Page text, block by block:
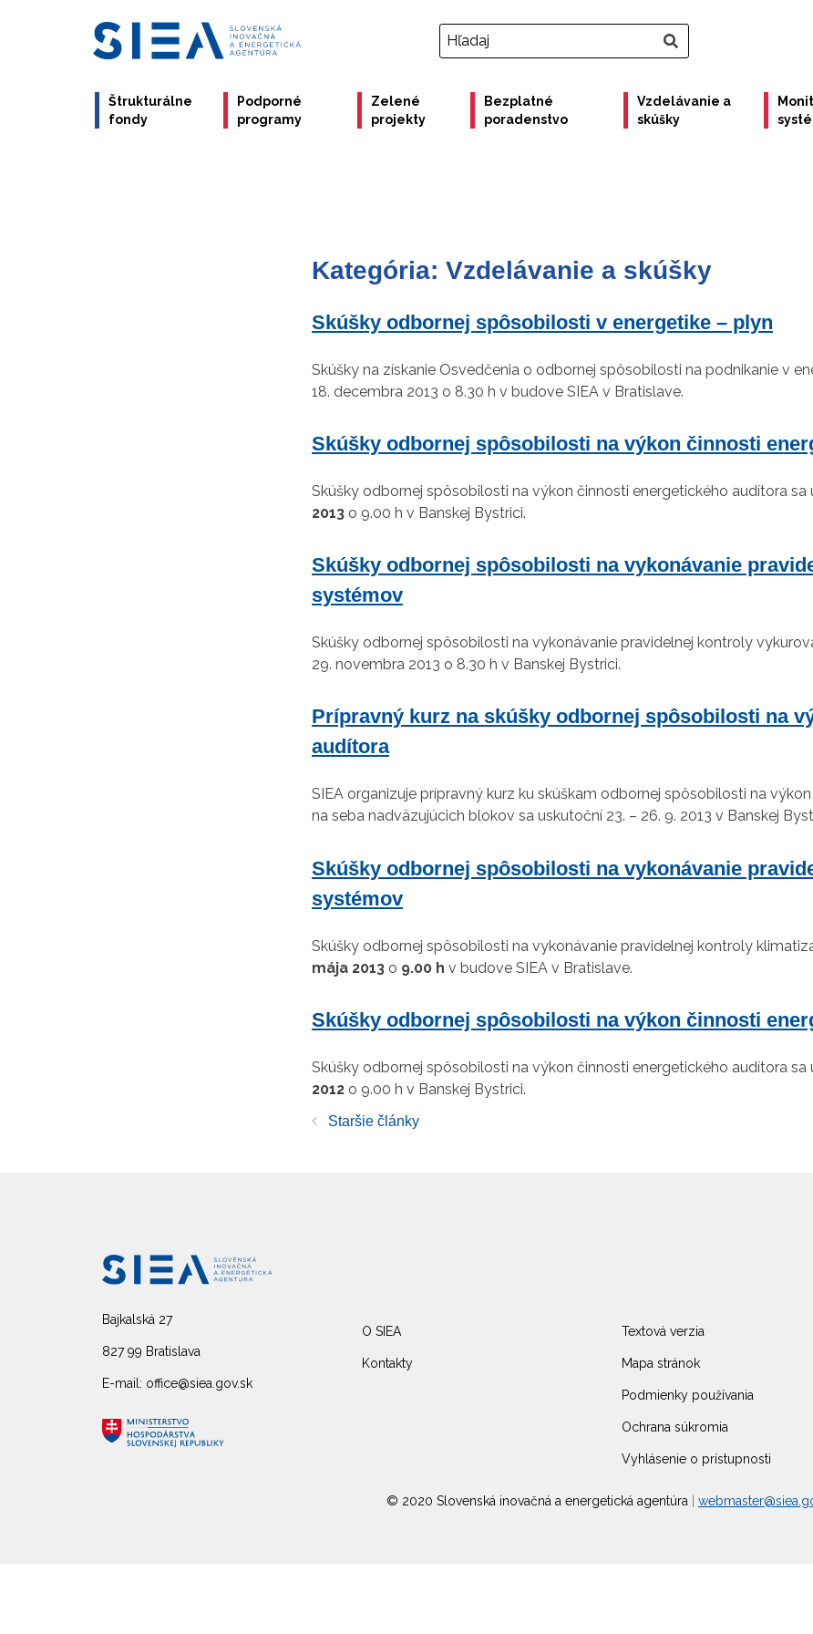
Štrukturálne
fondy
Podporné
programy
Zelené
projekty
Bezplatné
poradenstvo
Vzdelávanie a
skúšky
Kategória: Vzdelávanie a skúšky
Skúšky odbornej spôsobilosti v energetike – plyn
Skúšky na získanie Osvedčenia o odbornej spôsobilosti na podnikanie v
18. decembra 2013 o 8.30 h v budove SIEA v Bratislave.
Skúšky odbornej spôsobilosti na výkon činnosti
Skúšky odbornej spôsobilosti na výkon činnosti energetického audítora sa
2013 o 9.00 h v Banskej Bystrici.
Skúšky odbornej spôsobilosti na vykonávanie
systémov
Skúšky odbornej spôsobilosti na vykonávanie pravidelnej kontroly
29. novembra 2013 o 8.30 h v Banskej Bystrici.
Prípravný kurz na skúšky odbornej spôsobilosti na
audítora
SIEA organizuje prípravný kurz ku skúškam odbornej spôsobilosti na
na seba nadväzujúcich blokov sa uskutoční 23. – 26. 9. 2013 v Banskej
Skúšky odbornej spôsobilosti na vykonávanie
systémov
Skúšky odbornej spôsobilosti na vykonávanie pravidelnej kontroly
mája 2013 o 9.00 h v budove SIEA v Bratislave.
Skúšky odbornej spôsobilosti na výkon činnosti
Skúšky odbornej spôsobilosti na výkon činnosti energetického audítora sa
2012 o 9.00 h v Banskej Bystrici.
Staršie články
Bajkalská 27
827 99 Bratislava
E-mail: office@siea.gov.sk
O SIEA
Kontakty
Textová verzia
Mapa stránok
Podmienky používania
Ochrana súkromia
Vyhlásenie o prístupnosti
© 2020 Slovenská inovačná a energetická agentúra